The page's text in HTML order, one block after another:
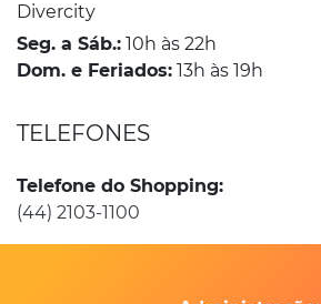
Divercity
Seg. a Sáb.: 10h às 22h
Dom. e Feriados: 13h às 19h
TELEFONES
Telefone do Shopping:
(44) 2103-1100